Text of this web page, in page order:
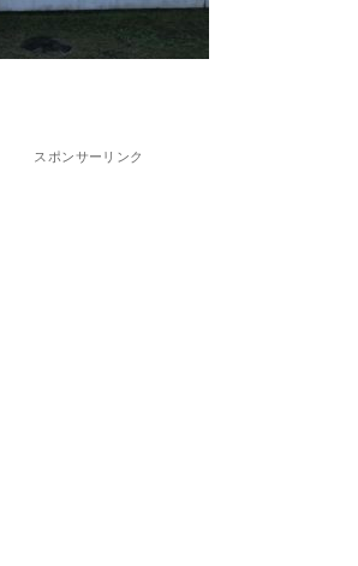
スポンサーリンク